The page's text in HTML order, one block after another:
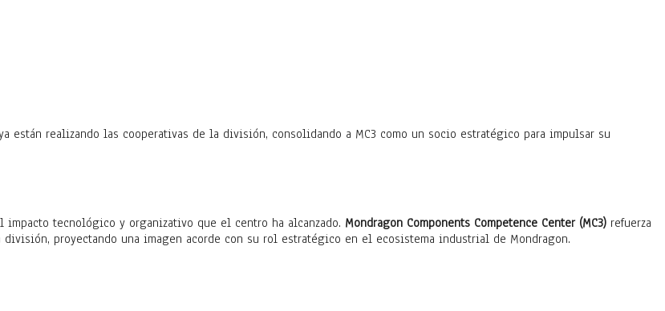
están realizando las cooperativas de la división, consolidando a MC3 como un socio estratégico para impulsar su
tecnológico y organizativo que el centro ha alcanzado. Mondragon Components Competence Center (MC3) refuerza
proyectando una imagen acorde con su rol estratégico en el ecosistema industrial de Mondragon.